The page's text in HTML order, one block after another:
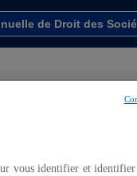
de Droit des
la loi
vous identifier et identifier